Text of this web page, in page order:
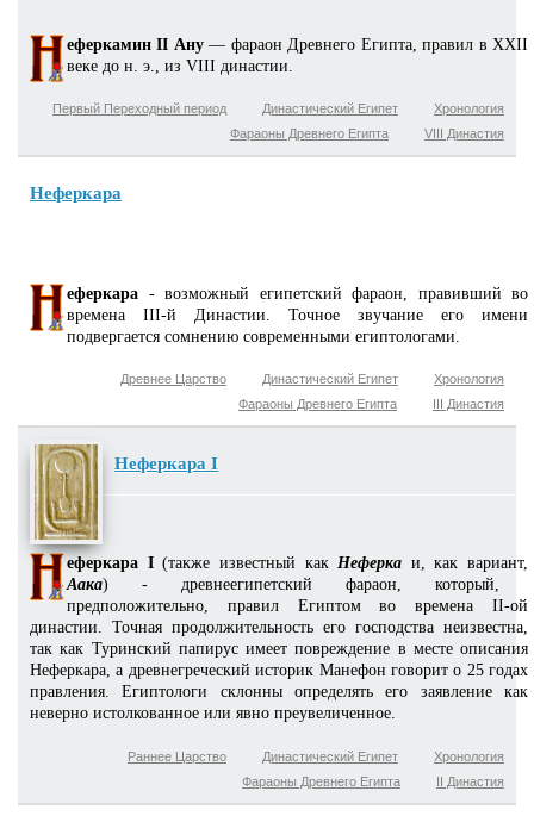
еферкамин II Ану— фараон Древнего Египта, правил в XXII
веке до н. э., из VIII династии.
Хронология
Династический Египет
Первый Переходный период
VIII Династия
Фараоны Древнего Египта
Неферкара
еферкара - возможный египетский фараон, правивший во
времена III-й Династии. Точное звучание его имени
подвергается сомнению современными египтологами.
Хронология
Династический Египет
Древнее Царство
III Династия
Фараоны Древнего Египта
Неферкара I
еферкара I(также известный какНеферка и, как вариант,
Аака) - древнеегипетский фараон, который,
предположительно, правил Египтом во времена II-ой
династии. Точная продолжительность его господства неизвестна,
так как Туринский папирус имеет повреждение в месте описания
Неферкара, а древнегреческий историк Манефон говорит о 25 годах
правления. Египтологи склонны определять его заявление как
неверно истолкованное или явно преувеличенное.
Хронология
Династический Египет
Раннее Царство
II Династия
Фараоны Древнего Египта